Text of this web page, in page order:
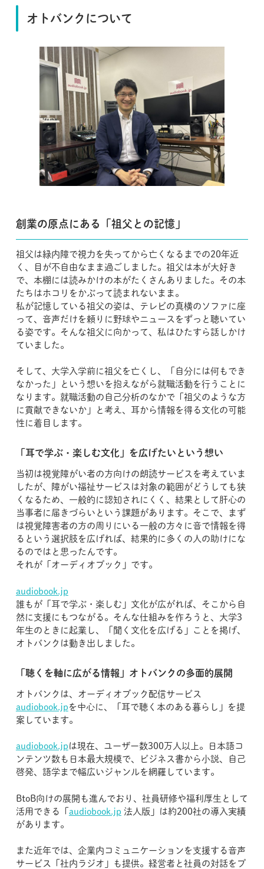
オトバンクについて
創業の原点にある「祖父との記憶」
祖父は緑内障で視力を失ってから亡くなるまでの20年近
く、目が不自由なまま過ごしました。祖父は本が大好き
で、本棚には読みかけの本がたくさんありました。その本
たちはホコリをかぶって読まれないまま。
私が記憶している祖父の姿は、テレビの真横のソファに座
って、音声だけを頼りに野球やニュースをずっと聴いてい
る姿です。そんな祖父に向かって、私はひたすら話しかけ
ていました。
そして、大学入学前に祖父を亡くし、「自分には何もでき
なかった」という想いを抱えながら就職活動を行うことに
なります。就職活動の自己分析のなかで「祖父のような方
に貢献できないか」と考え、耳から情報を得る文化の可能
性に着目します。
「耳で学ぶ・楽しむ文化」を広げたいという想い
当初は視覚障がい者の方向けの朗読サービスを考えていま
したが、障がい福祉サービスは対象の範囲がどうしても狭
くなるため、一般的に認知されにくく、結果として肝心の
当事者に届きづらいという課題があります。そこで、まず
は視覚障害者の方の周りにいる一般の方々に音で情報を得
るという選択肢を広げれば、結果的に多くの人の助けにな
るのではと思ったんです。
それが「オーディオブック」です。
audiobook.jp
誰もが「耳で学ぶ・楽しむ」文化が広がれば、そこから自
然に支援にもつながる。そんな仕組みを作ろうと、大学3
年生のときに起業し、「聞く文化を広げる」ことを掲げ、
オトバンクは動き出しました。
「聴くを軸に広がる情報」オトバンクの多面的展開
オトバンクは、オーディオブック配信サービス
audiobook.jp を中心に、「耳で聴く本のある暮らし」を提
案しています。
audiobook.jp は現在、ユーザー数300万人以上。日本語コ
ンテンツ数も日本最大規模で、ビジネス書から小説、自己
啓発、語学まで幅広いジャンルを網羅しています。
BtoB向けの展開も進んでおり、社員研修や福利厚生として
活用できる「 audiobook.jp 法人版」は約200社の導入実績
があります。
また近年では、企業内コミュニケーションを支援する音声
サービス「社内ラジオ」も提供。経営者と社員の対話をプ